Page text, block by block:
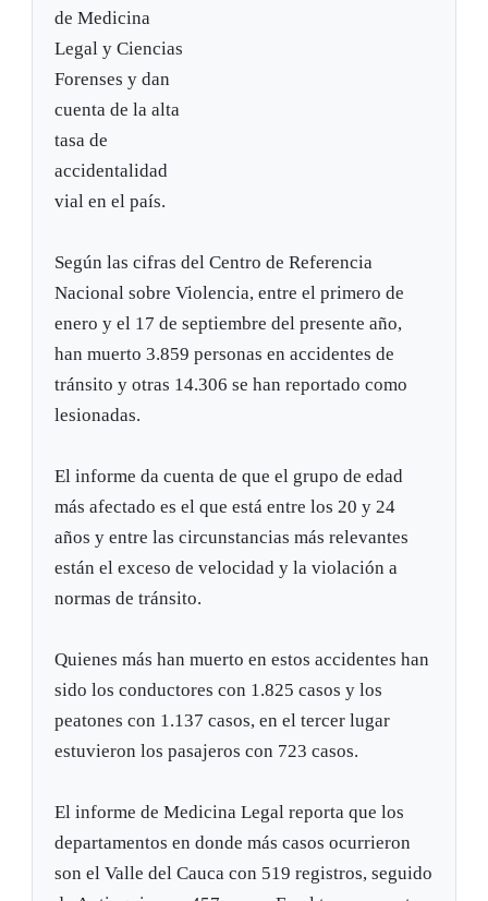
de Medicina
Legal y Ciencias
Forenses y dan
cuenta de la alta
tasa de
accidentalidad
vial en el país.
Según las cifras del Centro de Referencia
Nacional sobre Violencia, entre el primero de
enero y el 17 de septiembre del presente año,
han muerto 3.859 personas en accidentes de
tránsito y otras 14.306 se han reportado como
lesionadas.
El informe da cuenta de que el grupo de edad
más afectado es el que está entre los 20 y 24
años y entre las circunstancias más relevantes
están el exceso de velocidad y la violación a
normas de tránsito.
Quienes más han muerto en estos accidentes han
sido los conductores con 1.825 casos y los
peatones con 1.137 casos, en el tercer lugar
estuvieron los pasajeros con 723 casos.
El informe de Medicina Legal reporta que los
departamentos en donde más casos ocurrieron
son el Valle del Cauca con 519 registros, seguido